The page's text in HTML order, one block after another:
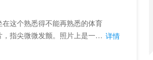
这个熟悉得不能再熟悉的体育
指尖微微发颤。照片上是一个 详情